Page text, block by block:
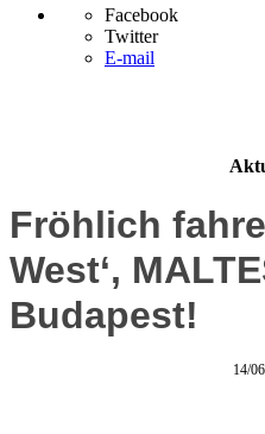
Facebook
Twitter
E-mail
Fröhlich
West‘,
Budapest!
14/